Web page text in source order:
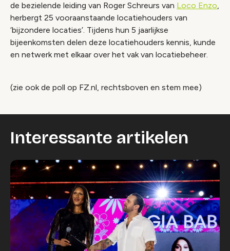
de bezielende leiding van Roger Schreurs van Loco Enzo,
herbergt 25 vooraanstaande locatiehouders van
‘bijzondere locaties’. Tijdens hun 5 jaarlijkse
bijeenkomsten delen deze locatiehouders kennis, kunde
en netwerk met elkaar over het vak van locatiebeheer.
(zie ook de poll op FZ.nl, rechtsboven en stem mee)
Interessante artikelen